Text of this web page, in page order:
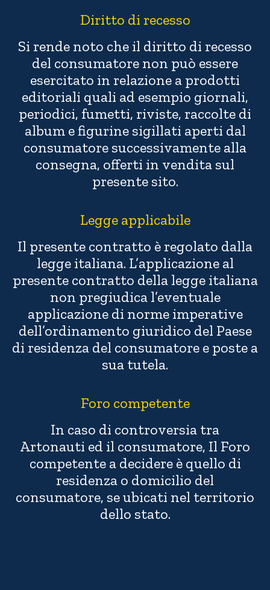
Diritto di recesso
Si rende noto che il diritto di recesso
del consumatore non può essere
esercitato in relazione a prodotti
editoriali quali ad esempio giornali,
periodici, fumetti, riviste, raccolte di
album e figurine sigillati aperti dal
consumatore successivamente alla
consegna, offerti in vendita sul
presente sito.
Legge applicabile
Il presente contratto è regolato dalla
legge italiana. L’applicazione al
presente contratto della legge italiana
non pregiudica l’eventuale
applicazione di norme imperative
dell’ordinamento giuridico del Paese
di residenza del consumatore e poste a
sua tutela.
Foro competente
In caso di controversia tra
Artonauti ed il consumatore, Il Foro
competente a decidere è quello di
residenza o domicilio del
consumatore, se ubicati nel territorio
dello stato.